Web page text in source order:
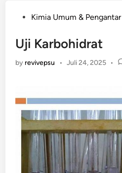
PostedKimia Umum & Pengantar
Uji Karbohidrat
by revivepsu • Juli 24, 2025 •